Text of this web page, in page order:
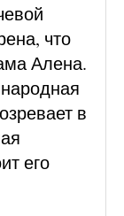
что
Алена.
в
его